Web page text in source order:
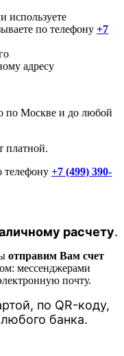
используете
по телефону +7
адресу
по Москве и до любой
платной.
телефону +7 (499) 390-
расчету.
отправим Вам счет
мессенджерами
почту.
по QR-коду,
банка.